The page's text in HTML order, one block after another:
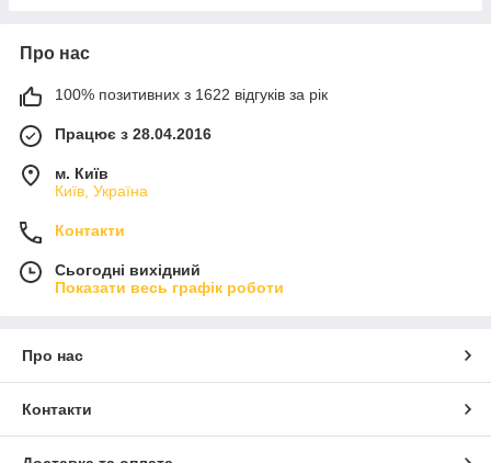
Про нас
100% позитивних з 1622 відгуків за рік
Працює з 28.04.2016
м. Київ
Київ, Україна
Контакти
Сьогодні вихідний
Показати весь графік роботи
Про нас
Контакти